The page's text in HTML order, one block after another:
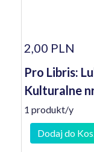
2,00 PLN
Pro Libris:
Kulturalne
1 produkt/y
Dodaj do